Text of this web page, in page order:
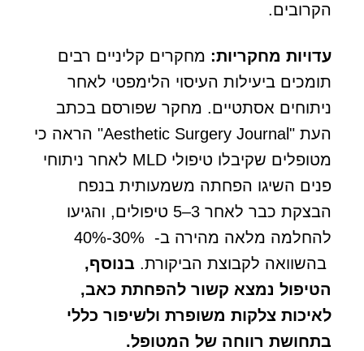
הקרובים.
עדויות מחקריות: מחקרים קליניים רבים
תומכים ביעילות העיסוי הלימפטי לאחר
ניתוחים אסתטיים. מחקר שפורסם בכתב
העת "Aesthetic Surgery Journal" הראה כי
מטופלים שקיבלו טיפולי MLD לאחר ניתוחי
פנים השיגו הפחתה משמעותית בנפח
הבצקת כבר לאחר 3–5 טיפולים, והגיעו
להחלמה מלאה מהירה ב- 30%-40%
בהשוואה לקבוצת הביקורת. בנוסף,
הטיפול נמצא קשור להפחתת כאב,
לאיכות צלקות משופרת ולשיפור כללי
בתחושת רווחה של המטופל.